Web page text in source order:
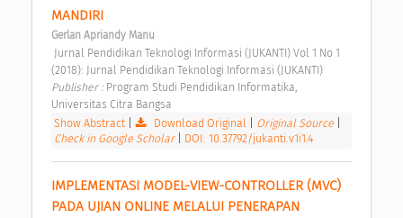
MANDIRI
Gerlan Apriandy Manu
(2018): Jurnal Pendidikan Teknologi Informasi (JUKANTI)
Publisher : Program Studi Pendidikan Informatika,
Universitas Citra Bangsa
Show Abstract| Download Original Original Source
Check in Google Scholar
DOI: 10.37792/jukanti.v1i1.4
IMPLEMENTASI MODEL-VIEW-CONTROLLER (MVC)
PADA UJIAN ONLINE MELALUI PENERAPAN